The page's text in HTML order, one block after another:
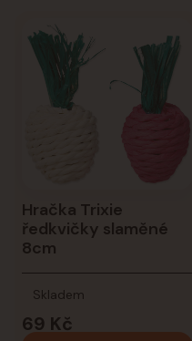
Hračka Trixie
ředkvičky slaměné
8cm
69 Kč
Skladem